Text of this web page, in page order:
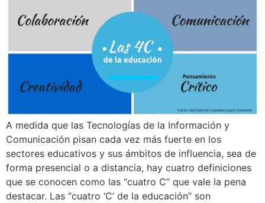
A medida que las Tecnologías de la Información y
Comunicación pisan cada vez más fuerte en los
sectores educativos y sus ámbitos de influencia, sea de
forma presencial o a distancia, hay cuatro definiciones
que se conocen como las “cuatro C” que vale la pena
destacar. Las “cuatro ‘C’ de la educación” son